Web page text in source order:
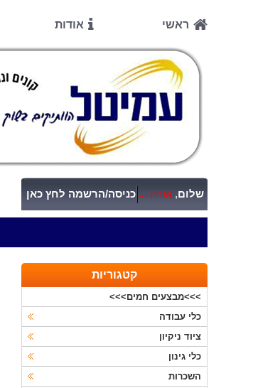
ראשי אודות
שלום, אורח ... כניסה/הרשמה לחץ כאן
קטגוריות
>>>מבצעים חמים>>>
כלי עבודה
ציוד ניקיון
כלי גינון
השכרות